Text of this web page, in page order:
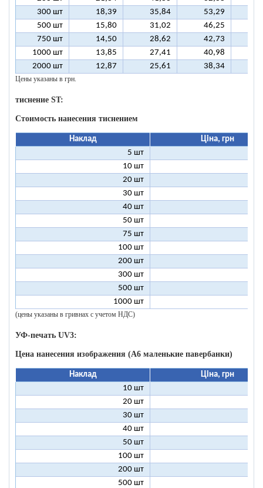
300 шт
18,39 35,84 53,29
500 шт
15,80 31,02 46,25
750 шт
14,50 28,62 42,73
1000 шт
13,85 27,41 40,98
2000 шт
12,87 25,61 38,34
Цены указаны в грн.
тиснение ST:
Стоимость нанесения тиснением
Наклад
Ціна, грн
5 шт
10 шт
20 шт
30 шт
40 шт
50 шт
75 шт
100 шт
200 шт
300 шт
500 шт
1000 шт
(цены указаны в гривнах с учетом НДС)
УФ-печать UV3:
Цена нанесения изображения (А6 маленькие павербанки)
Наклад
Ціна, грн
10 шт
20 шт
30 шт
40 шт
50 шт
100 шт
200 шт
500 шт